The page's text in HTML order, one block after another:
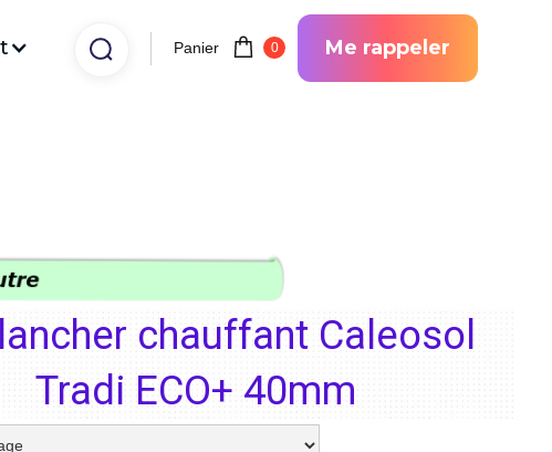
Me rappeler
Panier 0
chauffant Caleosol
Tradi ECO+ 40mm